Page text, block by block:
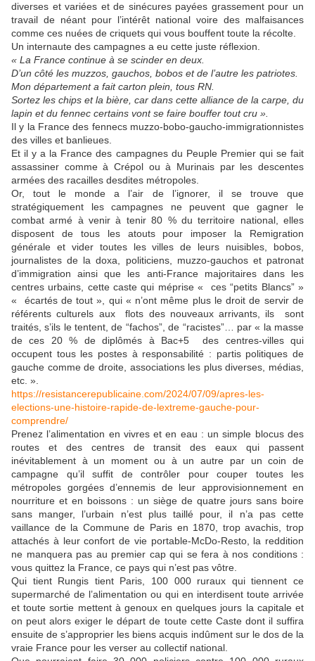
diverses et variées et de sinécures payées grassement pour un
travail de néant pour l’intérêt national voire des malfaisances
comme ces nuées de criquets qui vous bouffent toute la récolte.
Un internaute des campagnes a eu cette juste réflexion.
« La France continue à se scinder en deux.
D’un côté les muzzos, gauchos, bobos et de l’autre les patriotes.
Mon département a fait carton plein, tous RN.
Sortez les chips et la bière, car dans cette alliance de la carpe, du
lapin et du fennec certains vont se faire bouffer tout cru ».
Il y la France des fennecs muzzo-bobo-gaucho-immigrationnistes
des villes et banlieues.
Et il y a la France des campagnes du Peuple Premier qui se fait
assassiner comme à Crépol ou à Murinais par les descentes
armées des racailles desdites métropoles.
Or, tout le monde a l’air de l’ignorer, il se trouve que
stratégiquement les campagnes ne peuvent que gagner le
combat armé à venir à tenir 80 % du territoire national, elles
disposent de tous les atouts pour imposer la Remigration
générale et vider toutes les villes de leurs nuisibles, bobos,
journalistes de la doxa, politiciens, muzzo-gauchos et patronat
d’immigration ainsi que les anti-France majoritaires dans les
centres urbains, cette caste qui méprise « ces “petits Blancs” »
« écartés de tout », qui « n’ont même plus le droit de servir de
référents culturels aux flots des nouveaux arrivants, ils sont
traités, s’ils le tentent, de “fachos”, de “racistes”… par « la masse
de ces 20 % de diplômés à Bac+5 des centres-villes qui
occupent tous les postes à responsabilité : partis politiques de
gauche comme de droite, associations les plus diverses, médias,
etc. ».
https://resistancerepublicaine.com/2024/07/09/apres-les-
elections-une-histoire-rapide-de-lextreme-gauche-pour-
comprendre/
Prenez l’alimentation en vivres et en eau : un simple blocus des
routes et des centres de transit des eaux qui passent
inévitablement à un moment ou à un autre par un coin de
campagne qu’il suffit de contrôler pour couper toutes les
métropoles gorgées d’ennemis de leur approvisionnement en
nourriture et en boissons : un siège de quatre jours sans boire
sans manger, l’urbain n’est plus taillé pour, il n’a pas cette
vaillance de la Commune de Paris en 1870, trop avachis, trop
attachés à leur confort de vie portable-McDo-Resto, la reddition
ne manquera pas au premier cap qui se fera à nos conditions :
vous quittez la France, ce pays qui n’est pas vôtre.
Qui tient Rungis tient Paris, 100 000 ruraux qui tiennent ce
supermarché de l’alimentation ou qui en interdisent toute arrivée
et toute sortie mettent à genoux en quelques jours la capitale et
on peut alors exiger le départ de toute cette Caste dont il suffira
ensuite de s’approprier les biens acquis indûment sur le dos de la
vraie France pour les verser au collectif national.